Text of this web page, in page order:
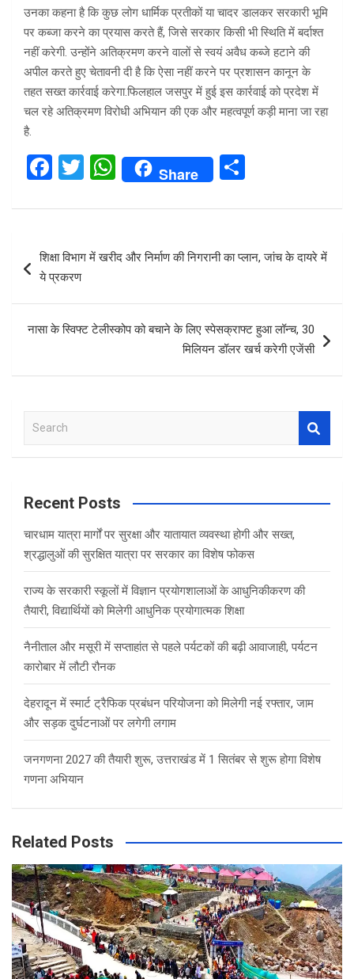
उनका कहना है कि कुछ लोग धार्मिक प्रतीकों या चादर डालकर सरकारी भूमि
पर कब्जा करने का प्रयास करते हैं, जिसे सरकार किसी भी स्थिति में बर्दाश्त
नहीं करेगी. उन्होंने अतिक्रमण करने वालों से स्वयं अवैध कब्जे हटाने की
अपील करते हुए चेतावनी दी है कि ऐसा नहीं करने पर प्रशासन कानून के
तहत सख्त कार्रवाई करेगा.फिलहाल जसपुर में हुई इस कार्रवाई को प्रदेश में
चल रहे अतिक्रमण विरोधी अभियान की एक और महत्वपूर्ण कड़ी माना जा रहा
है.
F
ce
b
o
o
k
T
tt
er
W
at
A
p
Share
ar
navigation
शिक्षा विभाग में खरीद और निर्माण की निगरानी का प्लान, जांच के दायरे में
ये प्रकरण
नासा के स्विफ्ट टेलीस्कोप को बचाने के लिए स्पेसक्राफ्ट हुआ लॉन्च, 30
मिलियन डॉलर खर्च करेगी एजेंसी
a
c
Recent Posts
चारधाम यात्रा मार्गों पर सुरक्षा और यातायात व्यवस्था होगी और सख्त,
श्रद्धालुओं की सुरक्षित यात्रा पर सरकार का विशेष फोकस
राज्य के सरकारी स्कूलों में विज्ञान प्रयोगशालाओं के आधुनिकीकरण की
तैयारी, विद्यार्थियों को मिलेगी आधुनिक प्रयोगात्मक शिक्षा
नैनीताल और मसूरी में सप्ताहांत से पहले पर्यटकों की बढ़ी आवाजाही, पर्यटन
कारोबार में लौटी रौनक
देहरादून में स्मार्ट ट्रैफिक प्रबंधन परियोजना को मिलेगी नई रफ्तार, जाम
और सड़क दुर्घटनाओं पर लगेगी लगाम
जनगणना 2027 की तैयारी शुरू, उत्तराखंड में 1 सितंबर से शुरू होगा विशेष
गणना अभियान
Related Posts